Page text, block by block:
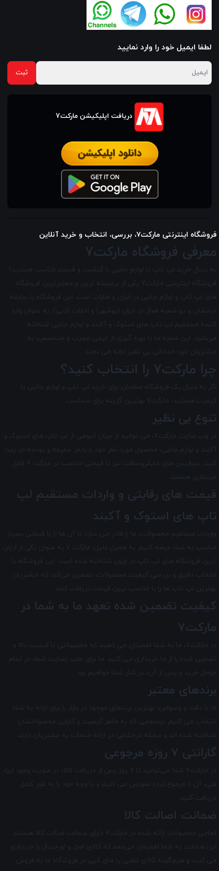
لطفا ایمیل خود را وارد نمایید
دریافت اپلیکیشن مارکت7
فروشگاه اینترنتی مارکت7، بررسی، انتخاب و خرید آنلاین
معرفی فروشگاه مارکت7
به دنبال خرید لپ تاپ یا لوازم جانبی با کیفیت و قیمت مناسب هستید؟
فروشگاه اینترنتی مارکت7 یکی از برجسته ترین و معتبرترین فروشگاه
های لپ تاپ و لوازم جانبی در ایران و امارات است. این فروشگاه با سابقه
درخشان و دو شعبه فعال در ایران (بوشهر) و امارات (دبی)، به عنوان وارد
کننده مستقیم لپ تاپ های استوک و آکبند و لوازم جانبی شناخته
می‌شود. این شعبه ها با بهره گیری از تیمی مجرب و متخصص، به
مشتریان خود خدماتی بی نظیر ارائه می دهند.
چرا مارکت7 را انتخاب کنید؟
اگر به دنبال یک فروشگاه مطمئن برای خرید لپ تاپ و لوازم جانبی با
کیفیت هستید، مارکت7 بهترین گزینه برای شماست.
تنوع بی نظیر
در وب سایت مارکت7، می توانید از میان انبوهی از لپ تاپ های استوک و
آکبند و لوازم جانبی، محصول مورد نظر خود را با هر سلیقه و بودجه ای پیدا
کنید. سرفیس های مایکروسافت نیز با قیمتی مناسب در مارکت 7 قابل
خریداری هستند.
قیمت های رقابتی و واردات مستقیم لپ
تاپ های استوک و آکبند
واردات مستقیم محصولات، ما را قادر می سازد تا آن ها را با قیمتی بسیار
مناسب به شما عرضه کنیم. به همین دلیل، مارکت 7 به عنوان یکی از ارزان
ترین فروشگاه های لپ تاپ در ایران شناخته شده است. این فروشگاه با
انتخاب دقیق و بررسی کیفیت محصولات، تضمین می‌کند که مشتریان
بهترین لپ تاپ ها را با مناسب ترین قیمت دریافت کنند.
کیفیت تضمین شده تعهد ما به شما در
مارکت7
در مارکت7 ، ما به شما اطمینان می دهیم که محصولاتی با کیفیت بالا و
تضمین شده را از ما خریداری می کنید. ما برای جلب رضایت شما، در تمام
مراحل خرید و پس از آن، در کنار شما خواهیم بود.
برندهای معتبر
ما با دقت و وسواس، بهترین برندهای موجود در بازار را برای ارائه به شما
انتخاب می کنیم. برندهایی که به خاطر کیفیت و کارایی محصولاتشان
شناخته شده اند و سابقه درخشانی در ارائه خدمات به مشتریان دارند.
گارانتی 7 روزه مرجوعی
در مارکت7 شما می‌توانید تا 7 روز پس از دریافت کالا، در صورت وجود ایراد
فنی، آن را مرجوع کرده تعویض می کنیم و یا وجه خود را به طور کامل
دریافت کنید.
ضمانت اصالت کالا
تمامی محصولات ارائه شده در مارکت7
دارای ضمانت اصالت کالا هستند.
این ضمانت به شما اطمینان می‌دهد که کالای اصل و اورجینال را خریداری
می کنید و هیچگونه کالای تقلبی یا های کپی در فروشگاه ما به فروش